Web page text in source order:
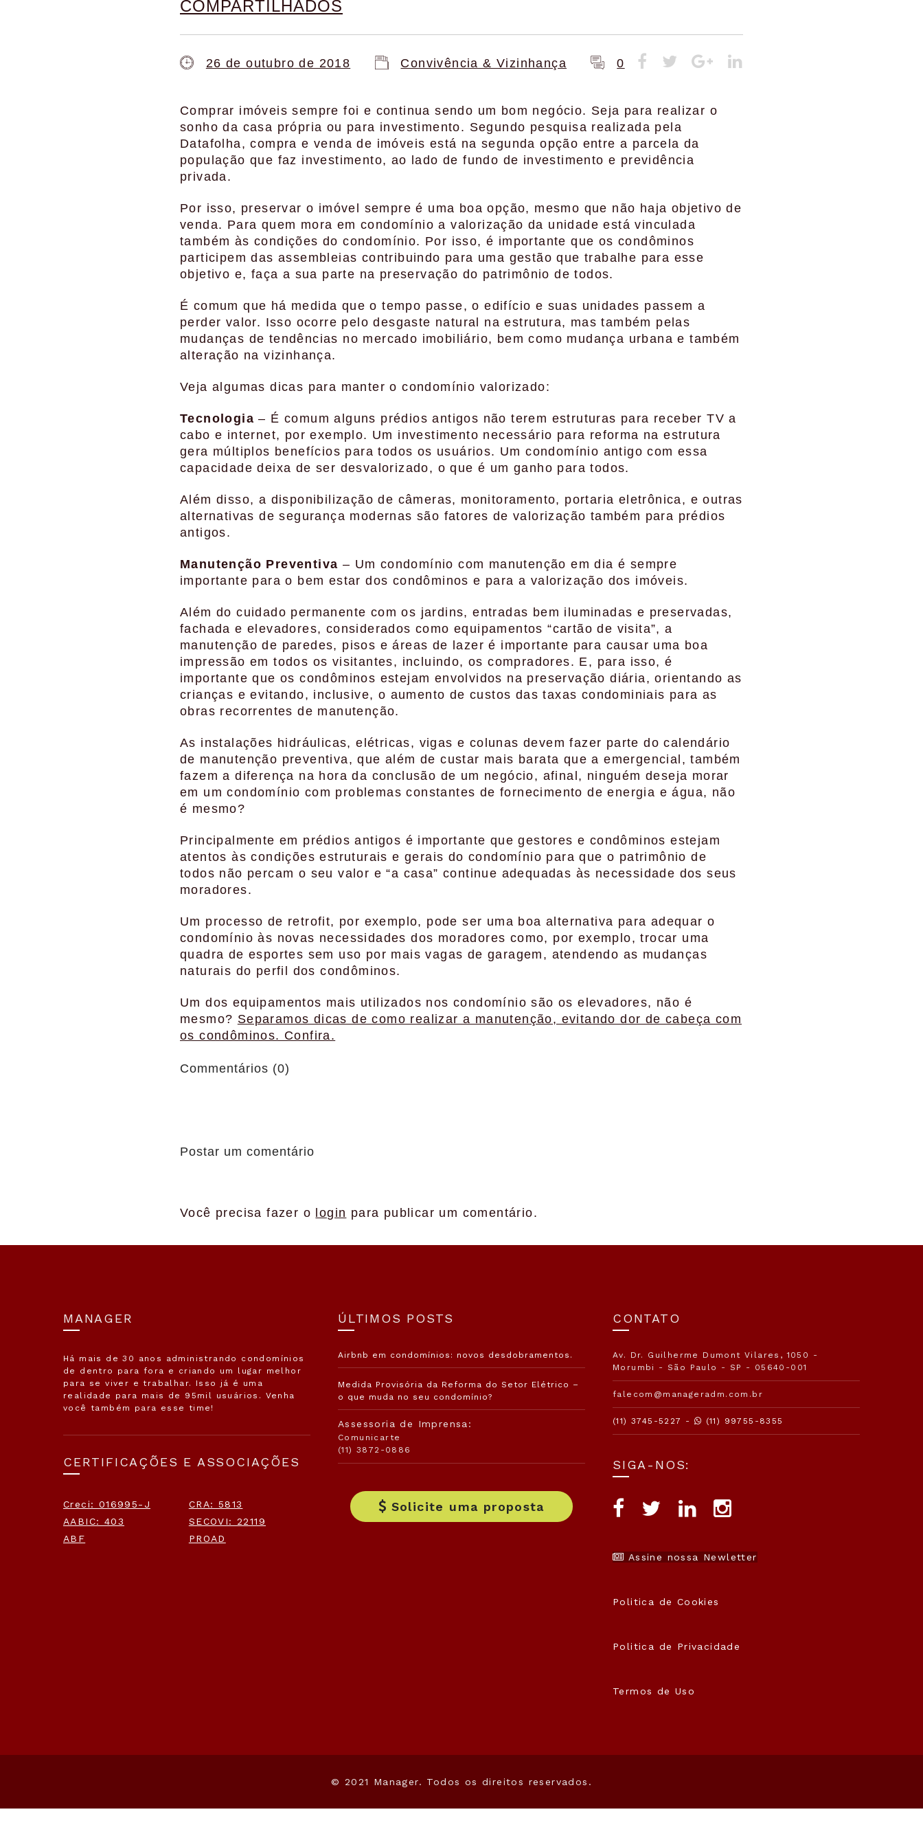
COMPARTILHADOS
26 de outubro de 2018 Convivência & Vizinhança 0
Comprar imóveis sempre foi e continua sendo um bom negócio. Seja para realizar o
sonho da casa própria ou para investimento. Segundo pesquisa realizada pela
Datafolha, compra e venda de imóveis está na segunda opção entre a parcela da
população que faz investimento, ao lado de fundo de investimento e previdência
privada.
Por isso, preservar o imóvel sempre é uma boa opção, mesmo que não haja objetivo de
venda. Para quem mora em condomínio a valorização da unidade está vinculada
também às condições do condomínio. Por isso, é importante que os condôminos
participem das assembleias contribuindo para uma gestão que trabalhe para esse
objetivo e, faça a sua parte na preservação do patrimônio de todos.
É comum que há medida que o tempo passe, o edifício e suas unidades passem a
perder valor. Isso ocorre pelo desgaste natural na estrutura, mas também pelas
mudanças de tendências no mercado imobiliário, bem como mudança urbana e também
alteração na vizinhança.
Veja algumas dicas para manter o condomínio valorizado:
Tecnologia – É comum alguns prédios antigos não terem estruturas para receber TV a
cabo e internet, por exemplo. Um investimento necessário para reforma na estrutura
gera múltiplos benefícios para todos os usuários. Um condomínio antigo com essa
capacidade deixa de ser desvalorizado, o que é um ganho para todos.
Além disso, a disponibilização de câmeras, monitoramento, portaria eletrônica, e outras
alternativas de segurança modernas são fatores de valorização também para prédios
antigos.
Manutenção Preventiva – Um condomínio com manutenção em dia é sempre
importante para o bem estar dos condôminos e para a valorização dos imóveis.
Além do cuidado permanente com os jardins, entradas bem iluminadas e preservadas,
fachada e elevadores, considerados como equipamentos “cartão de visita”, a
manutenção de paredes, pisos e áreas de lazer é importante para causar uma boa
impressão em todos os visitantes, incluindo, os compradores. E, para isso, é
importante que os condôminos estejam envolvidos na preservação diária, orientando as
crianças e evitando, inclusive, o aumento de custos das taxas condominiais para as
obras recorrentes de manutenção.
As instalações hidráulicas, elétricas, vigas e colunas devem fazer parte do calendário
de manutenção preventiva, que além de custar mais barata que a emergencial, também
fazem a diferença na hora da conclusão de um negócio, afinal, ninguém deseja morar
em um condomínio com problemas constantes de fornecimento de energia e água, não
é mesmo?
Principalmente em prédios antigos é importante que gestores e condôminos estejam
atentos às condições estruturais e gerais do condomínio para que o patrimônio de
todos não percam o seu valor e “a casa” continue adequadas às necessidade dos seus
moradores.
Um processo de retrofit, por exemplo, pode ser uma boa alternativa para adequar o
condomínio às novas necessidades dos moradores como, por exemplo, trocar uma
quadra de esportes sem uso por mais vagas de garagem, atendendo as mudanças
naturais do perfil dos condôminos.
Um dos equipamentos mais utilizados nos condomínio são os elevadores, não é
mesmo? Separamos dicas de como realizar a manutenção, evitando dor de cabeça com
os condôminos. Confira.
Commentários (0)
Postar um comentário
Você precisa fazer o login para publicar um comentário.
MANAGER
Há mais de 30 anos administrando condomínios
de dentro para fora e criando um lugar melhor
para se viver e trabalhar. Isso já é uma
realidade para mais de 95mil usuários. Venha
você também para esse time!
CERTIFICAÇÕES E ASSOCIAÇÕES
Creci: 016995-J
CRA: 5813
AABIC: 403
SECOVI: 22119
ABF
PROAD
ÚLTIMOS POSTS
Airbnb em condomínios: novos desdobramentos.
Medida Provisória da Reforma do Setor Elétrico –
o que muda no seu condomínio?
Assessoria de Imprensa:
Comunicarte
(11) 3872-0886
Solicite uma proposta
CONTATO
Av. Dr. Guilherme Dumont Vilares, 1050 -
Morumbi - São Paulo - SP - 05640-001
falecom@manageradm.com.br
(11) 3745-5227 - (11) 99755-8355
SIGA-NOS:
Assine nossa Newletter
Politica de Cookies
Politica de Privacidade
Termos de Uso
© 2021 Manager. Todos os direitos reservados.